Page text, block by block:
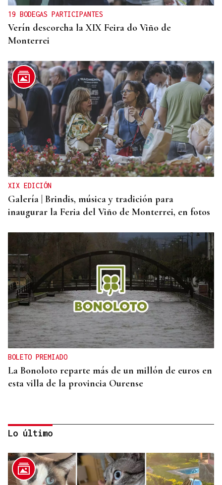
19 BODEGAS PARTICIPANTES
Verín descorcha la XIX Feira do Viño de
Monterrei
XIX EDICIÓN
Galería | Brindis, música y tradición para
inaugurar la Feria del Viño de Monterrei, en fotos
BOLETO PREMIADO
La Bonoloto reparte más de un millón de euros en
esta villa de la provincia Ourense
Lo último